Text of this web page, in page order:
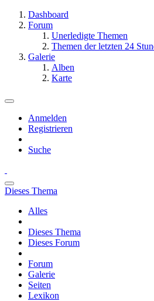
Dashboard
Forum
Unerledigte Themen
Themen der letzten 24
Galerie
Alben
Karte
Anmelden
Registrieren
Suche
Dieses Thema
Alles
Dieses Thema
Dieses Forum
Forum
Galerie
Seiten
Lexikon